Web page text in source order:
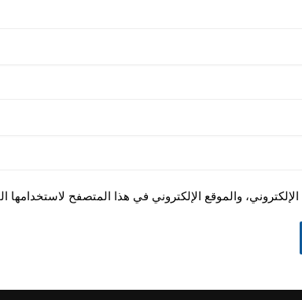
والموقع الإلكتروني في هذا المتصفح لاستخدامها